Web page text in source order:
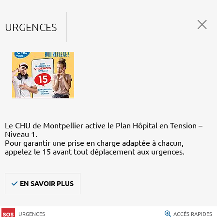
URGENCES
Le CHU de Montpellier active le Plan Hôpital en Tension –
Niveau 1.
Pour garantir une prise en charge adaptée à chacun,
appelez le 15 avant tout déplacement aux urgences.
EN SAVOIR PLUS
URGENCES ACCÈS RAPIDES